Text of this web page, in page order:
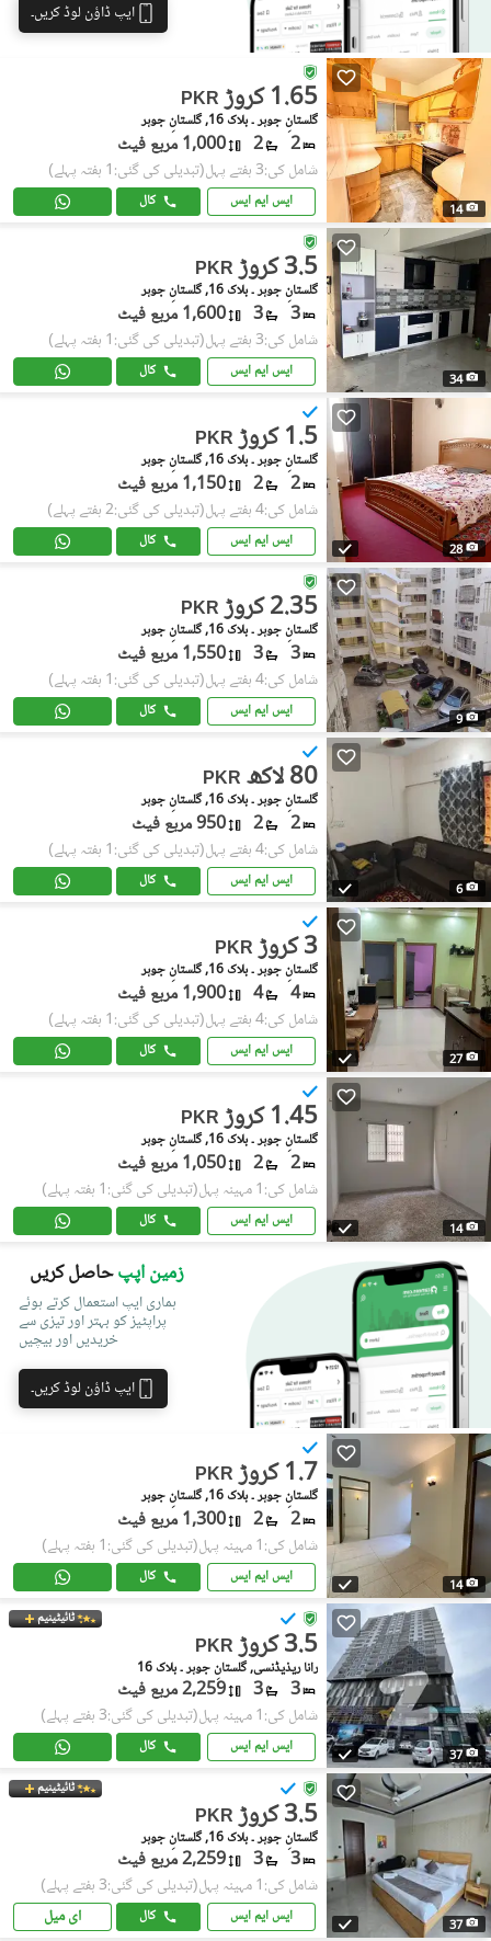
ایپ ڈاؤن لوڈ کریں۔
14
PKR 1.65 کروڑ
گلستانِِ جوہر ۔ بلاک 16, گلستانِ جوہر
2
2 1,000 مربع فیٹ
شامل کی:3 ہفتے پہل (تبدیلی کی گئی:1 ہفتہ پہلے)
ایس ایم ایس کال
34
PKR 3.5 کروڑ
گلستانِِ جوہر ۔ بلاک 16, گلستانِ جوہر
3
3 1,600 مربع فیٹ
شامل کی:3 ہفتے پہل (تبدیلی کی گئی:1 ہفتہ پہلے)
ایس ایم ایس کال
28
PKR 1.5 کروڑ
گلستانِِ جوہر ۔ بلاک 16, گلستانِ جوہر
2
2 1,150 مربع فیٹ
شامل کی:4 ہفتے پہل (تبدیلی کی گئی:2 ہفتے پہلے)
ایس ایم ایس کال
9
PKR 2.35 کروڑ
گلستانِِ جوہر ۔ بلاک 16, گلستانِ جوہر
3
3 1,550 مربع فیٹ
شامل کی:4 ہفتے پہل (تبدیلی کی گئی:1 ہفتہ پہلے)
ایس ایم ایس کال
6
PKR 80 لاکھ
گلستانِِ جوہر ۔ بلاک 16, گلستانِ جوہر
2
2 950 مربع فیٹ
شامل کی:4 ہفتے پہل (تبدیلی کی گئی:1 ہفتہ پہلے)
ایس ایم ایس کال
27
PKR 3 کروڑ
گلستانِِ جوہر ۔ بلاک 16, گلستانِ جوہر
4
4 1,900 مربع فیٹ
شامل کی:4 ہفتے پہل (تبدیلی کی گئی:1 ہفتہ پہلے)
ایس ایم ایس کال
14
PKR 1.45 کروڑ
گلستانِِ جوہر ۔ بلاک 16, گلستانِ جوہر
2
2 1,050 مربع فیٹ
شامل کی:1 مہینہ پہل (تبدیلی کی گئی:1 ہفتہ پہلے)
ایس ایم ایس کال
زمین اپپحاصل کریں
ہماری ایپ استعمال کرتے ہوئے
پراپٹیز کو بہتر اور تیزی سے
خریدیں اور بیچیں
ایپ ڈاؤن لوڈ کریں۔
14
PKR 1.7 کروڑ
گلستانِِ جوہر ۔ بلاک 16, گلستانِ جوہر
2
2 1,300 مربع فیٹ
شامل کی:1 مہینہ پہل (تبدیلی کی گئی:1 ہفتہ پہلے)
ایس ایم ایس کال
37
ٹائیٹینیم
PKR 3.5 کروڑ
رانا ریذیڈنسی, گلستانِِ جوہر ۔ بلاک 16
3
3 2,259 مربع فیٹ
شامل کی:1 مہینہ پہل (تبدیلی کی گئی:3 ہفتے پہلے)
ایس ایم ایس کال
37
ٹائیٹینیم
PKR 3.5 کروڑ
گلستانِِ جوہر ۔ بلاک 16, گلستانِ جوہر
3
3 2,259 مربع فیٹ
شامل کی:1 مہینہ پہل (تبدیلی کی گئی:3 ہفتے پہلے)
ایس ایم ایس کال ای میل